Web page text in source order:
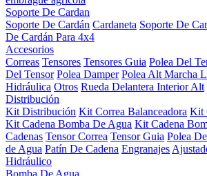
Soporte De Cardan
Soporte De Cardán Cardaneta Soporte De
De Cardán Para 4x4
Accesorios
Correas Tensores Tensores Guia Polea Del
Del Tensor Polea Damper Polea Alt Marcha
Hidráulica Otros Rueda Delantera Interior Alt
Distribución
Kit Distribución Kit Correa Balanceadora Kit
Kit Cadena Bomba De Agua Kit Cadena
Cadenas Tensor Correa Tensor Guia Polea
de Agua Patín De Cadena Engranajes
Hidráulico
Bomba De Agua